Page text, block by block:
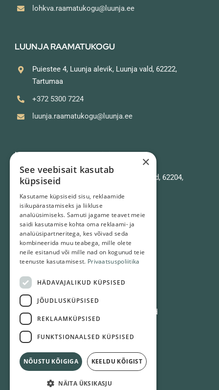
lohkva.raamatukogu@luunja.ee
LUUNJA RAAMATUKOGU
Puiestee 4, Luunja alevik, Luunja vald, 62222,
Tartumaa
+372 5300 7224
luunja.raamatukogu@luunja.ee
KAVASTU RAAMATUKOGU
Kavastu keskus 6, Kavastu, Luunja vald, 62204,
+372 5301 5144
kavastu.raamatukogu@luunja.ee
Kavastu haruraamatukogu
K. E. Söödi lasteluuleauhind
×
See veebisait kasutab
küpsiseid
Kasutame küpsiseid sisu, reklaamide
isikupärastamiseks ja liikluse
analüüsimiseks. Samuti jagame teavet meie
saidi kasutamise kohta oma reklaami- ja
analüüsipartneritega, kes võivad seda
kombineerida muu teabega, mille olete
neile esitanud või mille nad on kogunud teie
teenuste kasutamisest. Privaatsuspoliitika
HÄDAVAJALIKUD KÜPSISED
JÕUDLUSKÜPSISED
REKLAAMKÜPSISED
FUNKTSIONAALSED KÜPSISED
NÕUSTU KÕIGIGA KEELDU KÕIGIST
NÄITA ÜKSIKASJU